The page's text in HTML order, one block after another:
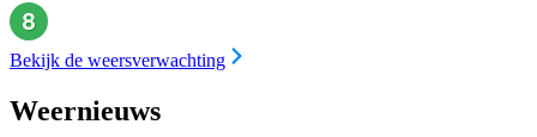
Bekijk de weersverwachting
Weernieuws